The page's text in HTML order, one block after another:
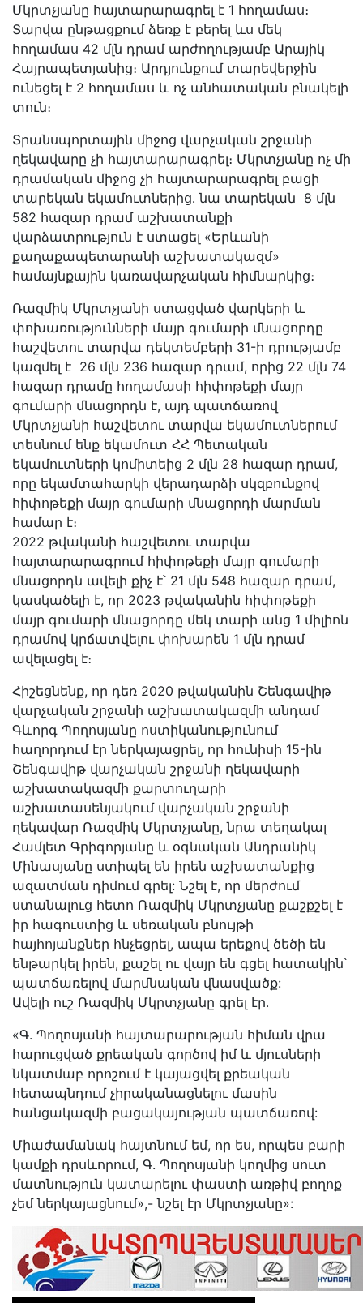
Մկրտչյանը հայտարարագրել է 1 հողամաս։
Տարվա ընթացքում ձեռք է բերել ևս մեկ
հողամաս 42 մլն դրամ արժողությամբ Արայիկ
Հայրապետյանից։ Արդյունքում տարեվերջին
ունեցել է 2 հողամաս և ոչ անհատական բնակելի
տուն։
Տրանսպորտային միջոց վարչական շրջանի
ղեկավարը չի հայտարարագրել։ Մկրտչյանը ոչ մի
դրամական միջոց չի հայտարարագրել բացի
տարեկան եկամուտներից․ նա տարեկան 8 մլն
582 հազար դրամ աշխատանքի
վարձատրություն է ստացել «Երևանի
քաղաքապետարանի աշխատակազմ»
համայնքային կառավարչական հիմնարկից։
Ռազմիկ Մկրտչյանի ստացված վարկերի և
փոխառությունների մայր գումարի մնացորդը
հաշվետու տարվա դեկտեմբերի 31-ի դրությամբ
կազմել է 26 մլն 236 հազար դրամ, որից 22 մլն 74
հազար դրամը հողամասի հիփոթեքի մայր
գումարի մնացորդն է, այդ պատճառով
Մկրտչյանի հաշվետու տարվա եկամուտներում
տեսնում ենք եկամուտ ՀՀ Պետական
եկամուտների կոմիտեից 2 մլն 28 հազար դրամ,
որը եկամտահարկի վերադարձի սկզբունքով
հիփոթեքի մայր գումարի մնացորդի մարման
համար է։
2022 թվականի հաշվետու տարվա
հայտարարագրում հիփոթեքի մայր գումարի
մնացորդն ավելի քիչ է՝ 21 մլն 548 հազար դրամ,
կասկածելի է, որ 2023 թվականին հիփոթեքի
մայր գումարի մնացորդը մեկ տարի անց 1 միլիոն
դրամով կրճատվելու փոխարեն 1 մլն դրամ
ավելացել է։
Հիշեցնենք, որ դեռ 2020 թվականին Շենգավիթ
վարչական շրջանի աշխատակազմի անդամ
Գևորգ Պողոսյանը ոստիկանությունում
հաղորդում էր ներկայացրել, որ հունիսի 15-ին
Շենգավիթ վարչական շրջանի ղեկավարի
աշխատակազմի քարտուղարի
աշխատասենյակում վարչական շրջանի
ղեկավար Ռազմիկ Մկրտչյանը, նրա տեղակալ
Համլետ Գրիգորյանը և օգնական Անդրանիկ
Մինասյանը ստիպել են իրեն աշխատանքից
ազատման դիմում գրել: Նշել է, որ մերժում
ստանալուց հետո Ռազմիկ Մկրտչյանը քաշքշել է
իր հագուստից և սեռական բնույթի
հայհոյանքներ հնչեցրել, ապա երեքով ծեծի են
ենթարկել իրեն, քաշել ու վայր են գցել հատակին՝
պատճառելով մարմնական վնասվածք:
Ավելի ուշ Ռազմիկ Մկրտչյանը գրել էր․
«Գ. Պողոսյանի հայտարարության հիման վրա
հարուցված քրեական գործով իմ և մյուսների
նկատմաբ որոշում է կայացվել քրեական
հետապնդում չիրականացնելու մասին
հանցակազմի բացակայության պատճառով:
Միաժամանակ հայտնում եմ, որ ես, որպես բարի
կամքի դրսևորում, Գ. Պողոսյանի կողմից սուտ
մատնություն կատարելու փաստի առթիվ բողոք
չեմ ներկայացնում»,- նշել էր Մկրտչյանը»: